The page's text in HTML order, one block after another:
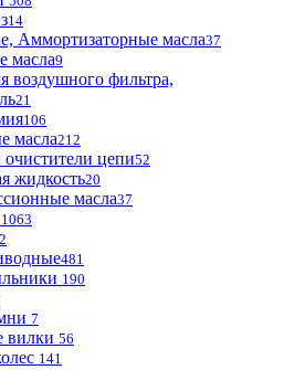
14
Аммортизаторные масла37
масла9
воздушного фильтра,
21
106
масла212
цепи52
жидкость20
масла37
1063
481
190
7
вилки 56
141